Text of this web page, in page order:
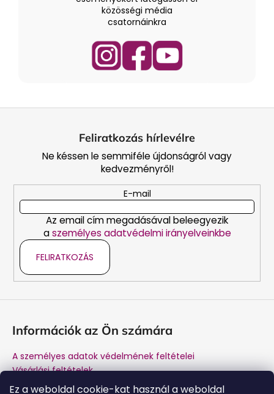
Ez a weboldal cookie-kat használ a weboldal
közösségi média
csatornáinkra
Feliratkozás hírlevélre
Ne késsen le semmiféle újdonságról vagy
kedvezményről!
E-mail
Az email cím megadásával beleegyezik
aszemélyes adatvédelmi irányelveinkbe
FELIRATKOZÁS
Információk az Ön számára
A személyes adatok védelmének feltételei
Vásárlási feltételek
Márkánk története